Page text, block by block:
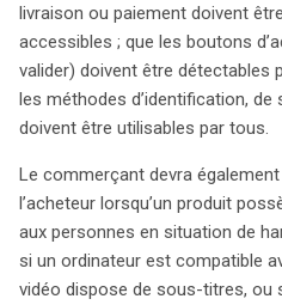
livraison ou paiement doivent
accessibles ; que les boutons
valider) doivent être détectables
les méthodes d’identification,
doivent être utilisables par tous.
Le commerçant devra
l’acheteur lorsqu’un produit
aux personnes en situation de
si un ordinateur est compatible
vidéo dispose de sous-titres, ou